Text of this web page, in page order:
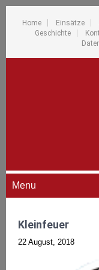
Home Einsätze
Geschichte
Menu
Kleinfeuer
22 August, 2018